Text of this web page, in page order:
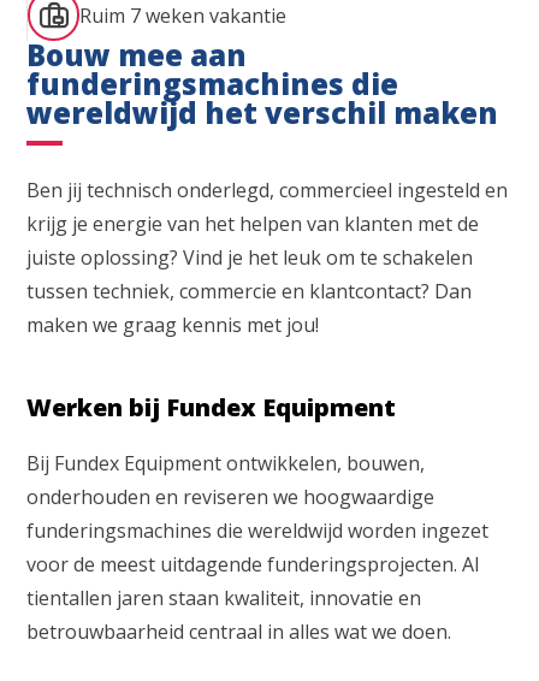
Ruim 7 weken vakantie
Bouw mee aan
funderingsmachines die
wereldwijd het verschil maken
Ben jij technisch onderlegd, commercieel ingesteld en
krijg je energie van het helpen van klanten met de
juiste oplossing? Vind je het leuk om te schakelen
tussen techniek, commercie en klantcontact? Dan
maken we graag kennis met jou!
Werken bij Fundex Equipment
Bij Fundex Equipment ontwikkelen, bouwen,
onderhouden en reviseren we hoogwaardige
funderingsmachines die wereldwijd worden ingezet
voor de meest uitdagende funderingsprojecten. Al
tientallen jaren staan kwaliteit, innovatie en
betrouwbaarheid centraal in alles wat we doen.